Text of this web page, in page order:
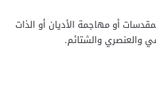
أو مهاجمة الأديان أو الذات
والعنصري والشتائم.